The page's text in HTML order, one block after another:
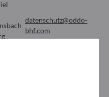
datenschutz@oddo-
bhf.com